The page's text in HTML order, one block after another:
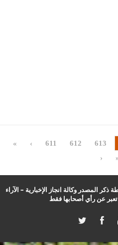
« ‹ 611 612 613
›
المصدر وكالة انجاز الإخبارية – الآراء
تعبر عن رأي أصحابها فقط